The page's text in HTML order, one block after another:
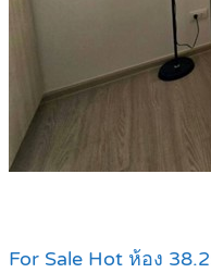
For Sale Hot ห้อง